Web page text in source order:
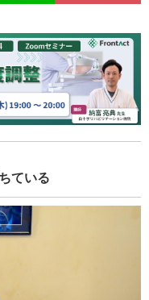
ている